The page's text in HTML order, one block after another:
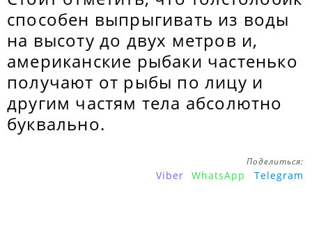
способен выпрыгивать из воды
на высоту до двух метров и,
американские рыбаки частенько
получают от рыбы по лицу и
другим частям тела абсолютно
буквально.
Поделиться:
Viber WhatsApp Telegram